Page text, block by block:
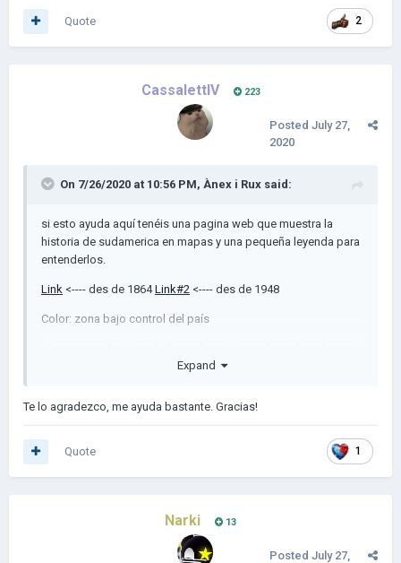
2
Quote
CassalettIV 223
Posted July 27,
2020
On 7/26/2020 at 10:56 PM, Ànex i Rux said:
si esto ayuda aquí tenéis una pagina web que muestra la
historia de sudamerica en mapas y una pequeña leyenda para
entenderlos.
Link <---- des de 1864Link#2 <---- des de 1948
Color: zona bajo control del país
Línea blanca: frontera de facto/países en guerra/guerrilla
Línea discontinua: Estados de Brasil
color) en que no son organizadas y no tienen control total del
Expand
Te lo agradezco, me ayuda bastante. Gracias!
1
Quote
Narki 13
Posted July 27,